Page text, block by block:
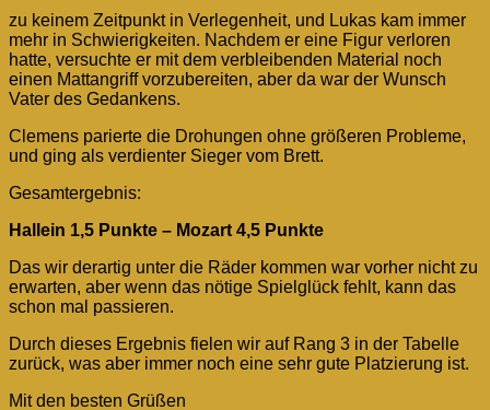
zu keinem Zeitpunkt in Verlegenheit, und Lukas kam immer
mehr in Schwierigkeiten. Nachdem er eine Figur verloren
hatte, versuchte er mit dem verbleibenden Material noch
einen Mattangriff vorzubereiten, aber da war der Wunsch
Vater des Gedankens.
Clemens parierte die Drohungen ohne größeren Probleme,
und ging als verdienter Sieger vom Brett.
Gesamtergebnis:
Hallein 1,5 Punkte – Mozart 4,5 Punkte
Das wir derartig unter die Räder kommen war vorher nicht zu
erwarten, aber wenn das nötige Spielglück fehlt, kann das
schon mal passieren.
Durch dieses Ergebnis fielen wir auf Rang 3 in der Tabelle
zurück, was aber immer noch eine sehr gute Platzierung ist.
Mit den besten Grüßen